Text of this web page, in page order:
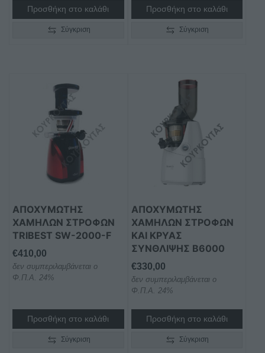
Προσθήκη στο καλάθι
Σύγκριση
Προσθήκη στο καλάθι
Σύγκριση
ΑΠΟΧΥΜΩΤΗΣ
ΧΑΜΗΛΩΝ ΣΤΡΟΦΩΝ
TRIBEST SW-2000-F
€410,00
δεν συμπεριλαμβάνεται ο
Φ.Π.Α. 24%
Προσθήκη στο καλάθι
Σύγκριση
ΑΠΟΧΥΜΩΤΗΣ
ΧΑΜΗΛΩΝ ΣΤΡΟΦΩΝ
ΚΑΙ ΚΡΥΑΣ
ΣΥΝΘΛΙΨΗΣ B6000
€330,00
δεν συμπεριλαμβάνεται ο
Φ.Π.Α. 24%
Προσθήκη στο καλάθι
Σύγκριση